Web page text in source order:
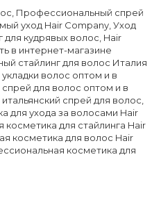
Профессиональный спрей
уход Hair Company Уход
для кудрявых волос Hair
в интернет-магазине
стайлинг для волос Италия
волос оптом и в
для волос оптом и в
спрей для волос
для ухода за волосами Hair
для стайлинга Hair
косметика для волос Hair
косметика для